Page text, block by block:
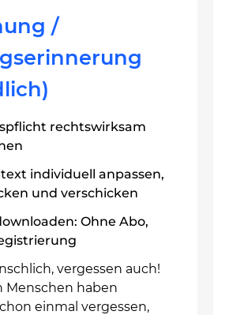
/
rechtswirksam
individuell anpassen,
und verschicken
Ohne Abo,
vergessen auch!
Menschen haben
einmal vergessen,